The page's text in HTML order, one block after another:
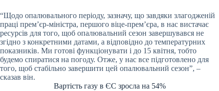
“Щодо опалювального періоду, зазначу, що завдяки злагодженій
праці прем’єр-міністра, першого віце-прем’єра, в нас вистачає
ресурсів для того, щоб опалювальний сезон завершувався не
згідно з конкретними датами, а відповідно до температурних
показників. Ми готові функціонувати і до 15 квітня, тобто
будемо спиратися на погоду. Отже, у нас все підготовлено для
того, щоб стабільно завершити цей опалювальний сезон”, –
сказав він.
Вартість газу в ЄС зросла на 54%